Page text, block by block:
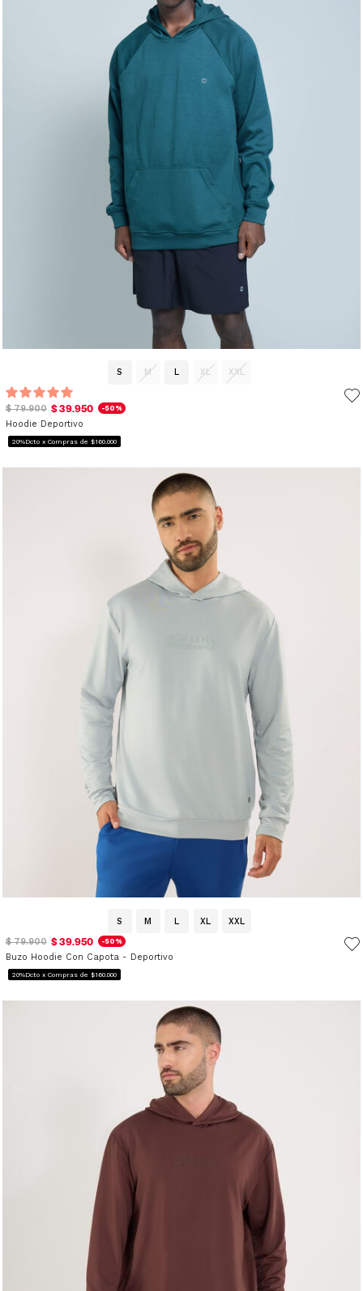
S M L XL XXL
$ 79.900 $ 39.950 -50%
Hoodie Deportivo
20%Dcto x Compras de $160.000
S M L XL
XXL
$ 79.900 $ 39.950 -50%
Buzo Hoodie Con Capota - Deportivo
20%Dcto x Compras de $160.000